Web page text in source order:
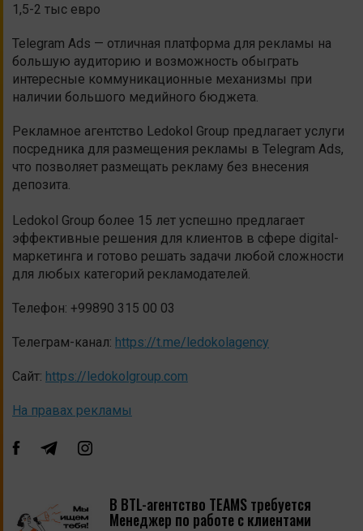
1,5-2 тыс евро
Telegram Ads — отличная платформа для рекламы на
большую аудиторию и возможность обыграть
интересные коммуникационные механизмы при
наличии большого медийного бюджета.
Рекламное агентство Ledokol Group предлагает услуги
посредника для размещения рекламы в Telegram Ads,
что позволяет размещать рекламу без внесения
депозита.
Ledokol Group более 15 лет успешно предлагает
эффективные решения для клиентов в сфере digital-
маркетинга и готово решать задачи любой сложности
для любых категорий рекламодателей.
Телефон: +99890 315 00 03
Телеграм-канал: https://t.me/ledokolagency
Сайт: https://ledokolgroup.com
На правах рекламы
В BTL-агентство TEAMS требуется
Менеджер по работе с клиентами